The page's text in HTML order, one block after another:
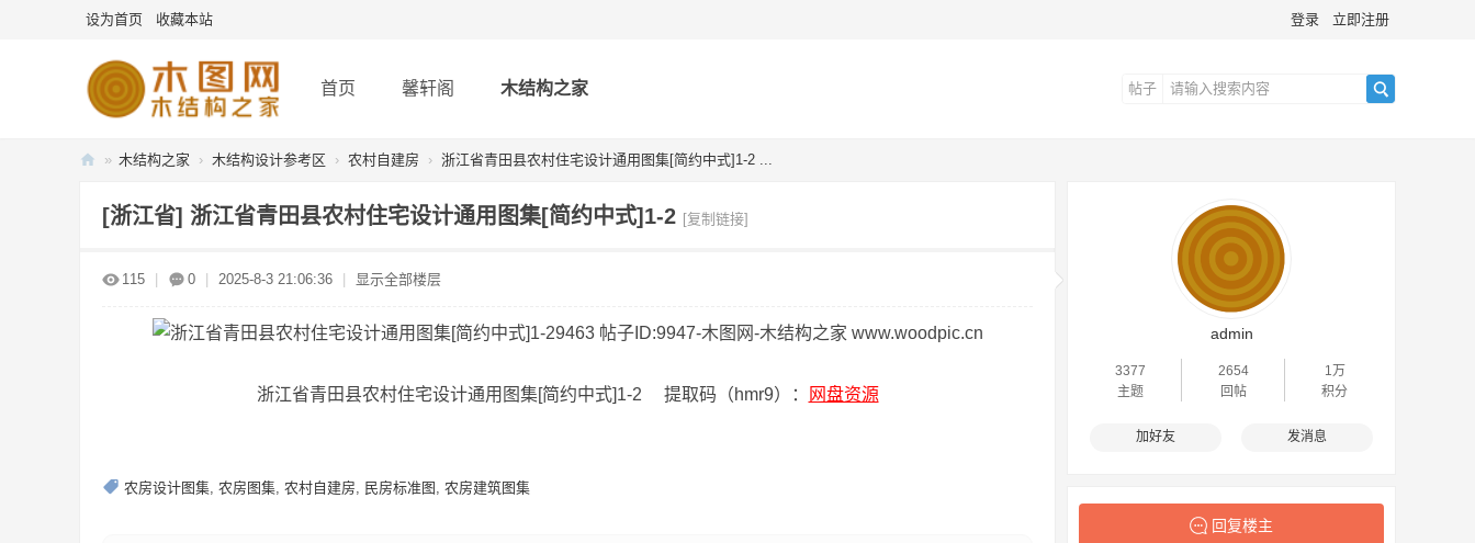
设为首页 收藏本站 登录 立即注册
首页 馨轩阁 木结构之家 帖子
» 木结构之家 › 木结构设计参考区 › 农村自建房 › 浙江省青田县农村住宅设计通用图集[简约中式]1-2 ...
[浙江省] 浙江省青田县农村住宅设计通用图集[简约中式]1-2 [复制链接]
115 0 2025-8-3 21:06:36 显示全部楼层
浙江省青田县农村住宅设计通用图集[简约中式]1-2 提取码（hmr9）： 网盘资源
农房设计图集, 农房图集, 农村自建房, 民房标准图 , 农房建筑图集
admin
3377
主题
2654
回帖
1万
积分
加好友 发消息
回复楼主